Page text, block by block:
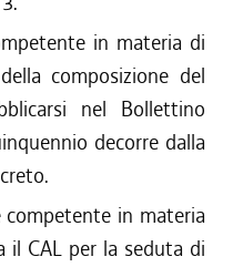
in materia di
composizione del
nel Bollettino
decorre dalla
competente in materia
il CAL per la seduta di